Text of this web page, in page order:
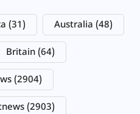
(31) Australia (48)
Britain (64)
(2904)
(2903)